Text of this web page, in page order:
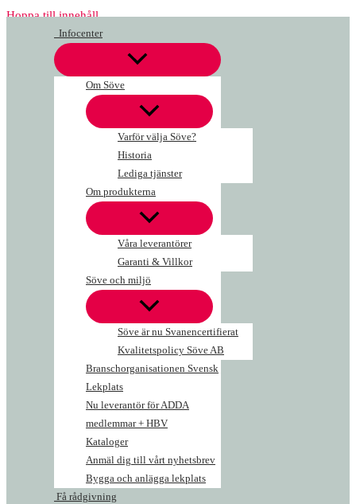
Hoppa till innehåll
Infocenter
Om Söve
Varför välja Söve?
Historia
Lediga tjänster
Om produkterna
Våra leverantörer
Garanti & Villkor
Söve och miljö
Söve är nu Svanencertifierat
Kvalitetspolicy Söve AB
Branschorganisationen Svensk
Lekplats
Nu leverantör för ADDA
medlemmar + HBV
Kataloger
Anmäl dig till vårt nyhetsbrev
Bygga och anlägga lekplats
Få rådgivning